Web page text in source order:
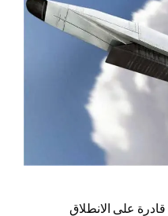
على الانطلاق